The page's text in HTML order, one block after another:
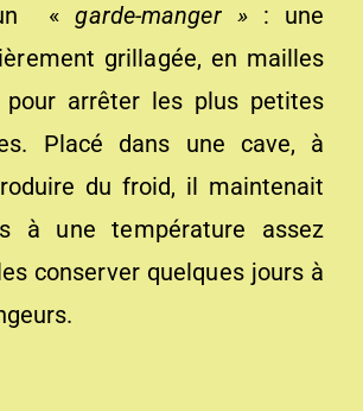
un «garde-manger » : une
grillagée, en mailles
pour arrêter les plus petites
Placé dans une cave, à
du froid, il maintenait
à une température assez
conserver quelques jours à